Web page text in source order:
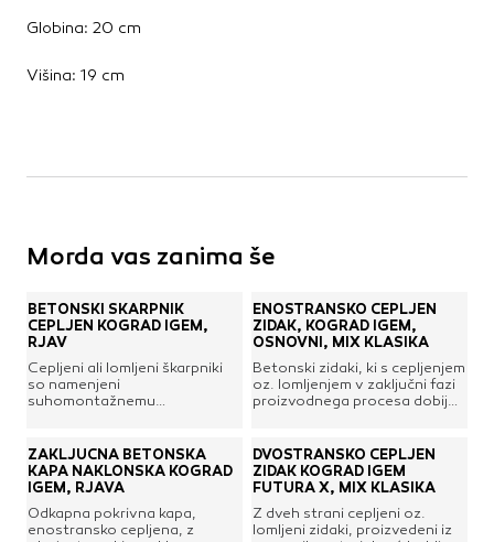
Globina: 20 cm
Višina: 19 cm
Morda vas zanima še
BETONSKI ŠKARPNIK
CEPLJEN KOGRAD IGEM,
RJAV
Cepljeni ali lomljeni škarpniki
so namenjeni
suhomontažnemu
škarpe pa se lahko brez težav
prilagaja terenu. Betonskemu
škarpniku je dodano
hidrofobno sredstvo, kar
zagotavlja manjše vpijanje
vode in nečistoč ter omogoča
ENOSTRANSKO CEPLJEN
ZIDAK, KOGRAD IGEM,
OSNOVNI, MIX KLASIKA
Betonski zidaki, ki s cepljenjem
oz. lomljenjem v zaključni fazi
proizvodnega procesa dobijo
naravni kamen. Spekter
njihove uporabe je zelo širok,
saj se uporabljajo za zidanje
škarp, podpornih zidov, garaž,
proizvodnih hal ...Betonu je
dodano hidrofobno sredstvo,
ZAKLJUČNA BETONSKA
KAPA NAKLONSKA KOGRAD
IGEM, RJAVA
Odkapna pokrivna kapa,
enostransko cepljena, z
DVOSTRANSKO CEPLJEN
ZIDAK KOGRAD IGEM
FUTURA X, MIX KLASIKA
Z dveh strani cepljeni oz.
lomljeni zidaki, proizvedeni iz